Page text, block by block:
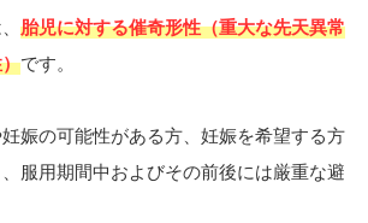
胎児に対する催奇形性（重大な先天異常
です。
娠の可能性がある方、妊娠を希望する方
服用期間中およびその前後には厳重な避